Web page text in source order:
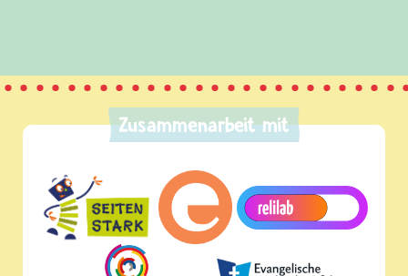
Zusammenarbeit mit